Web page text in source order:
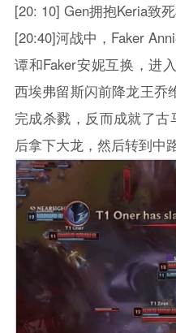
[20: 10] Gen拥抱Keria致
[20:40]河战中，Faker
谭和Faker安妮互换，进
西埃弗留斯闪前降龙王乔
完成杀戮，反而成就了
后拿下大龙，然后转到中